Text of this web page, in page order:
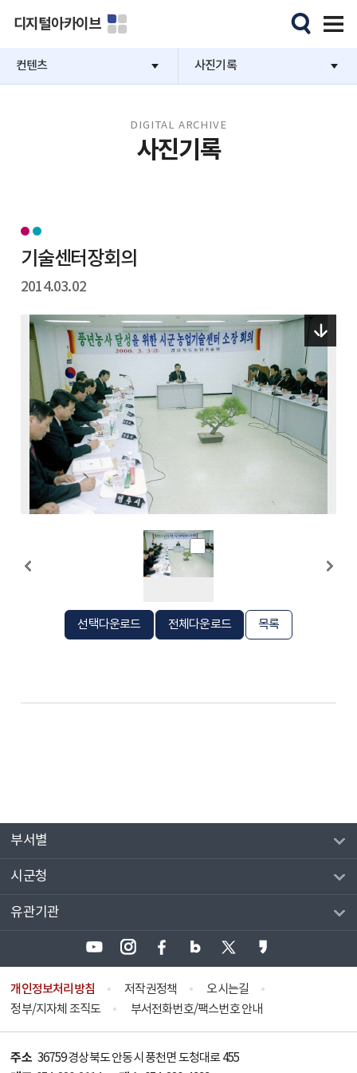
디지털아카이브
컨텐츠 사진기록
DIGITAL ARCHIVE
사진기록
기술센터장회의
2014.03.02
선택다운로드 전체다운로드 목록
부서별
시군청
유관기관
개인정보처리방침 저작권정책
오시는길
정부/지자체 조직도
부서전화번호/팩스번호 안내
주소 36759 경상북도 안동시 풍천면 도청대로 455